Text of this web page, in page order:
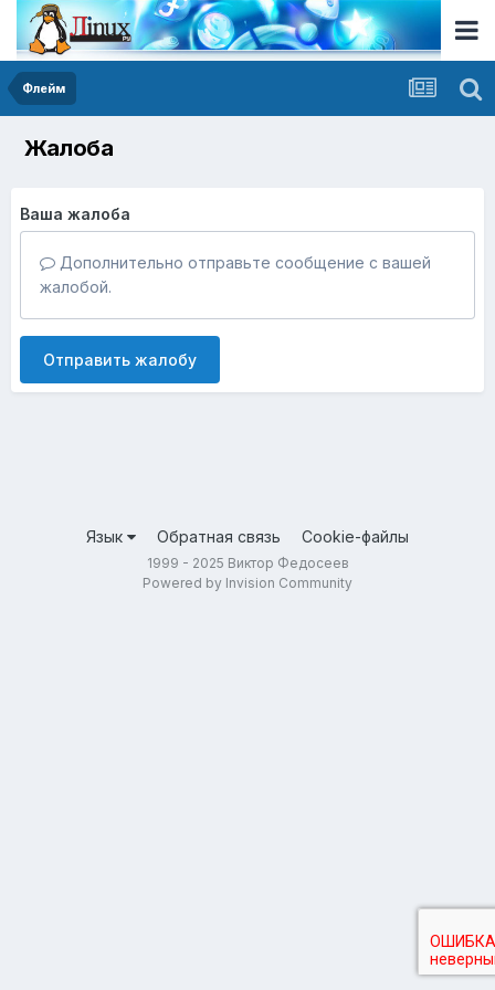
Флейм
Жалоба
Ваша жалоба
Дополнительно отправьте сообщение с вашей
жалобой.
Отправить жалобу
Язык Обратная связь Cookie-файлы
1999 - 2025 Виктор Федосеев
Powered by Invision Community